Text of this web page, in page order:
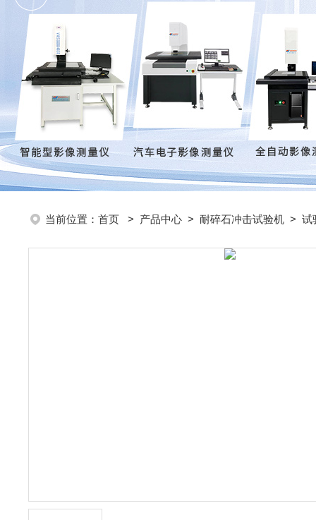
当前位置： 首页 > 产品中心 > 耐碎石冲击试验机 > 试